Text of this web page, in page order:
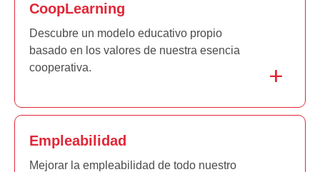
CoopLearning
Descubre un modelo educativo propio
basado en los valores de nuestra esencia
cooperativa.
Empleabilidad
Mejorar la empleabilidad de todo nuestro